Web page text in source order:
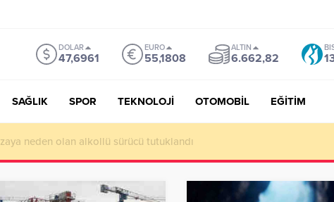
DOLAR
47,6961
EURO
55,1808
ALTIN
6.662,82
SAĞLIK SPOR TEKNOLOJİ OTOMOBİL EĞİTİM
da Etkileyecek: Daha Sıcak Yaz, Daha Uzun Kuraklık Bekleniyor